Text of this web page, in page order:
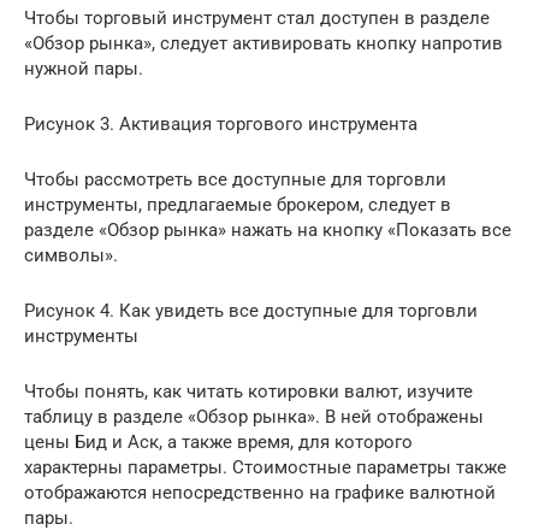
Чтобы торговый инструмент стал доступен в разделе
«Обзор рынка», следует активировать кнопку напротив
нужной пары.
Рисунок 3. Активация торгового инструмента
Чтобы рассмотреть все доступные для торговли
инструменты, предлагаемые брокером, следует в
разделе «Обзор рынка» нажать на кнопку «Показать все
символы».
Рисунок 4. Как увидеть все доступные для торговли
инструменты
Чтобы понять, как читать котировки валют, изучите
таблицу в разделе «Обзор рынка». В ней отображены
цены Бид и Аск, а также время, для которого
характерны параметры. Стоимостные параметры также
отображаются непосредственно на графике валютной
пары.